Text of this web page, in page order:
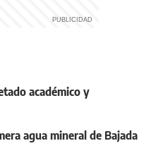
académico y
agua mineral de Bajada